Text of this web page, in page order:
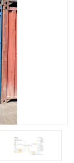
进口红酒啤酒
物流
拼箱/整柜